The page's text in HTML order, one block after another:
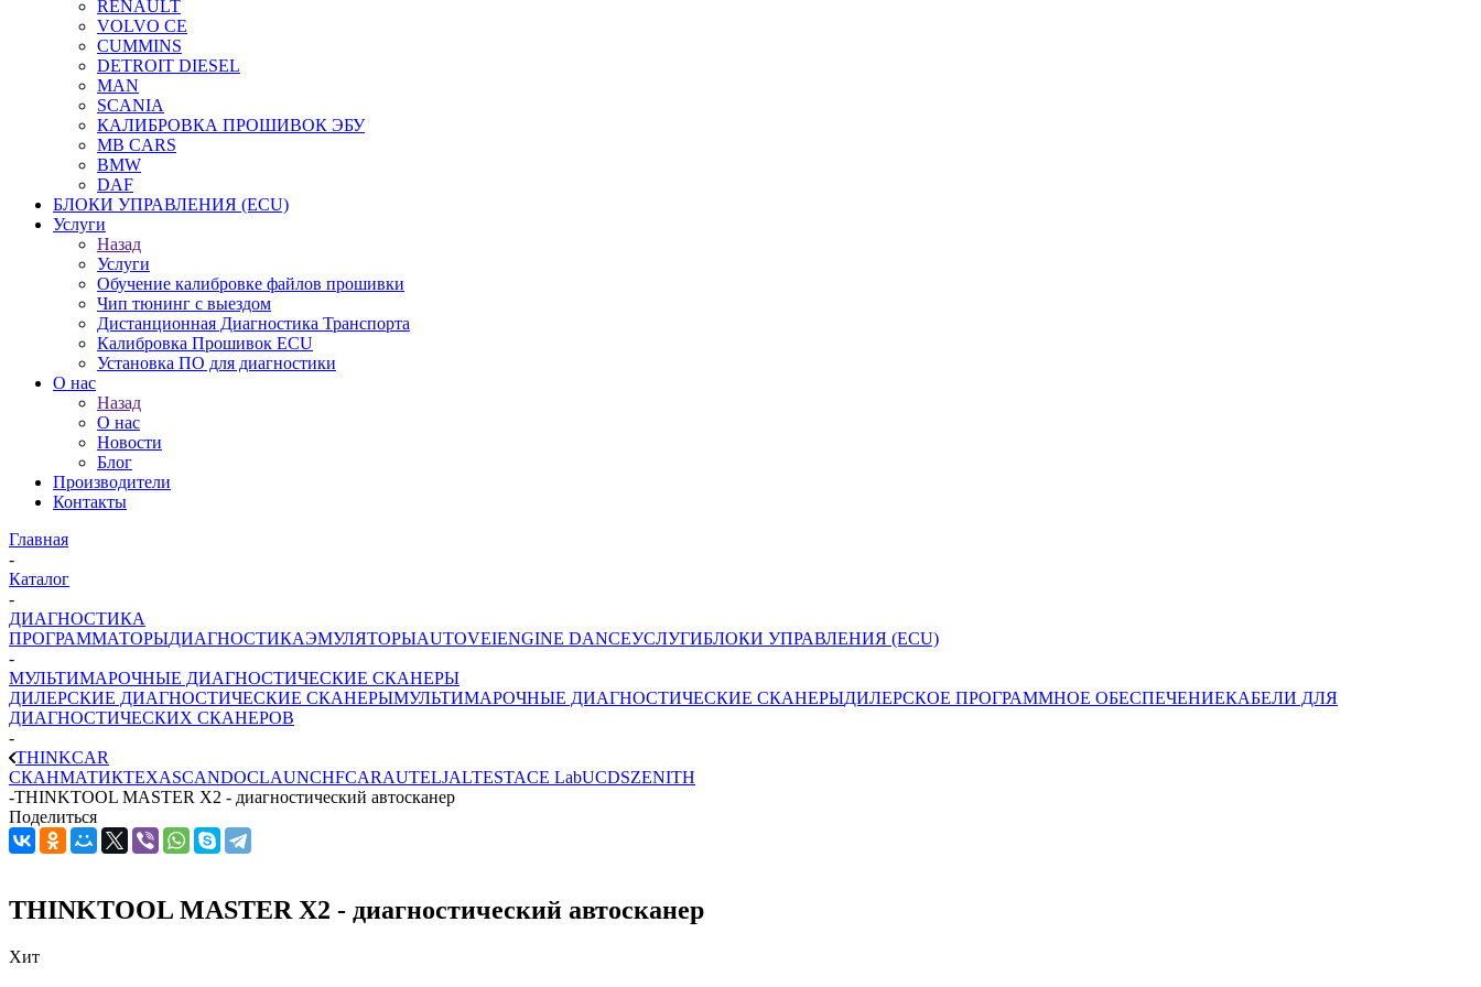
RENAULT
VOLVO CE
CUMMINS
DETROIT DIESEL
MAN
SCANIA
КАЛИБРОВКА ПРОШИВОК ЭБУ
MB CARS
BMW
DAF
БЛОКИ УПРАВЛЕНИЯ (ECU)
Услуги
Назад
Услуги
Обучение калибровке файлов прошивки
Чип тюнинг с выездом
Дистанционная Диагностика Транспорта
Калибровка Прошивок ECU
Установка ПО для диагностики
О нас
Назад
О нас
Новости
Блог
Производители
Контакты
Главная
-
Каталог
-
ДИАГНОСТИКА
ПРОГРАММАТОРЫДИАГНОСТИКАЭМУЛЯТОРЫAUTOVEIENGINE DANCEУСЛУГИБЛОКИ УПРАВЛЕНИЯ (ECU)
-
МУЛЬТИМАРОЧНЫЕ ДИАГНОСТИЧЕСКИЕ СКАНЕРЫ
ДИЛЕРСКИЕ ДИАГНОСТИЧЕСКИЕ СКАНЕРЫМУЛЬТИМАРОЧНЫЕ ДИАГНОСТИЧЕСКИЕ СКАНЕРЫДИЛЕРСКОЕ ПРОГРАММНОЕ ОБЕСПЕЧЕНИЕКАБЕЛИ ДЛЯ
ДИАГНОСТИЧЕСКИХ СКАНЕРОВ
-
THINKCAR
СКАНМАТИКTEXASCANDOCLAUNCHFCARAUTELJALTESTACE LabUCDSZENITH
-THINKTOOL MASTER X2 - диагностический автосканер
Поделиться
THINKTOOL MASTER X2 - диагностический автосканер
Хит